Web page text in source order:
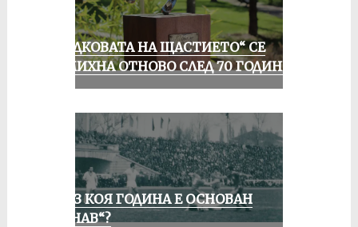
„ПОДКОВАТА НА ЩАСТИЕТО“ СЕ
УСМИХНА ОТНОВО СЛЕД 70 ГОДИНИ
ПРЕЗ КОЯ ГОДИНА Е ОСНОВАН
„ДУНАВ“?